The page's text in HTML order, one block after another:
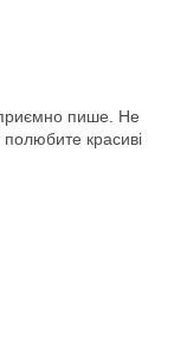
приємно пише. Не
красиві